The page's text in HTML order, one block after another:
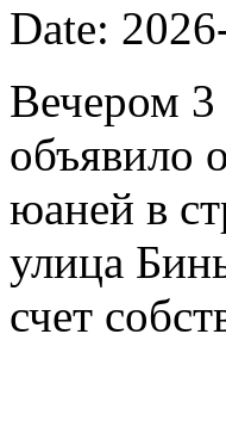
Date:
Вечером 3
объявило
юаней в
улица
счет